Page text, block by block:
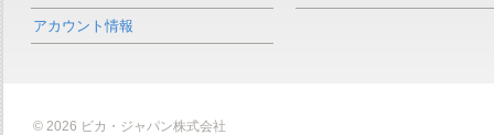
アカウント情報
© 2026 ビカ・ジャパン株式会社